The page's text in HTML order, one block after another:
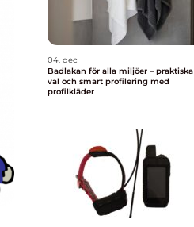
04. dec
Badlakan för alla miljöer – praktiska
val och smart profilering med
profilkläder